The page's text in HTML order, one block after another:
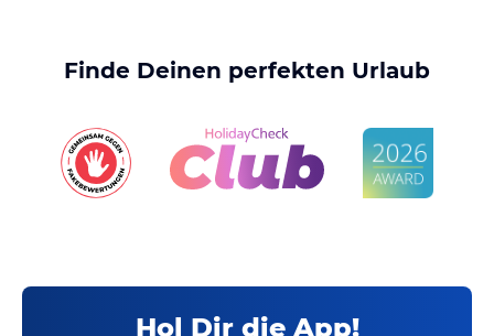
Finde Deinen perfekten Urlaub
Hol Dir die App!